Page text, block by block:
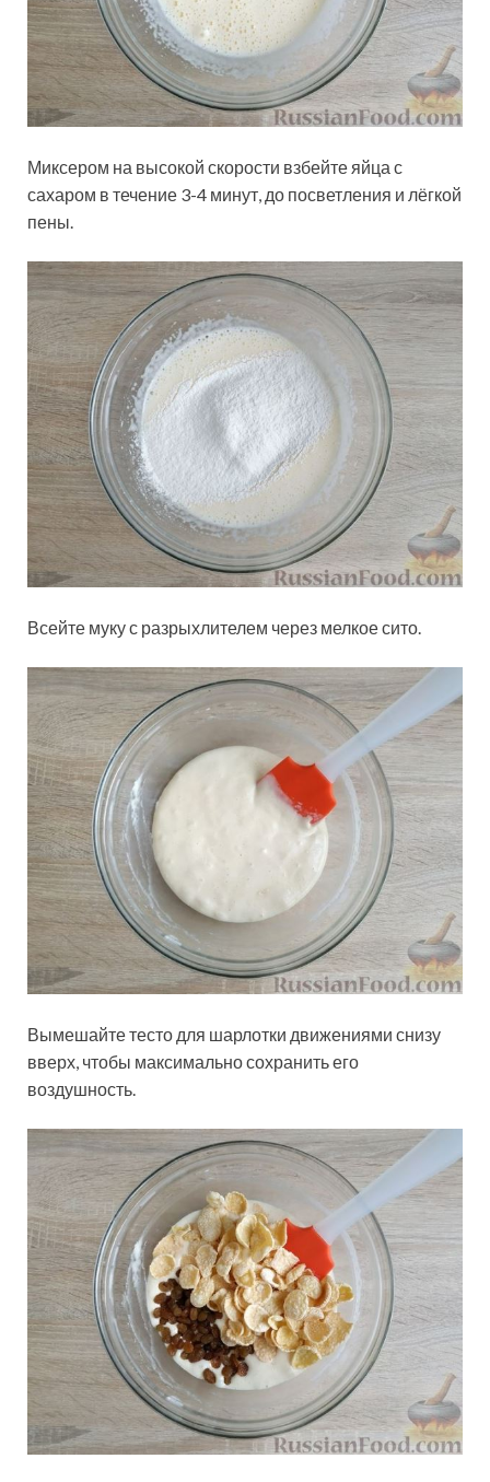
Миксером на высокой скорости взбейте яйца с
сахаром в течение 3-4 минут, до посветления и лёгкой
пены.
Всейте муку с разрыхлителем через мелкое сито.
Вымешайте тесто для шарлотки движениями снизу
вверх, чтобы максимально сохранить его
воздушность.